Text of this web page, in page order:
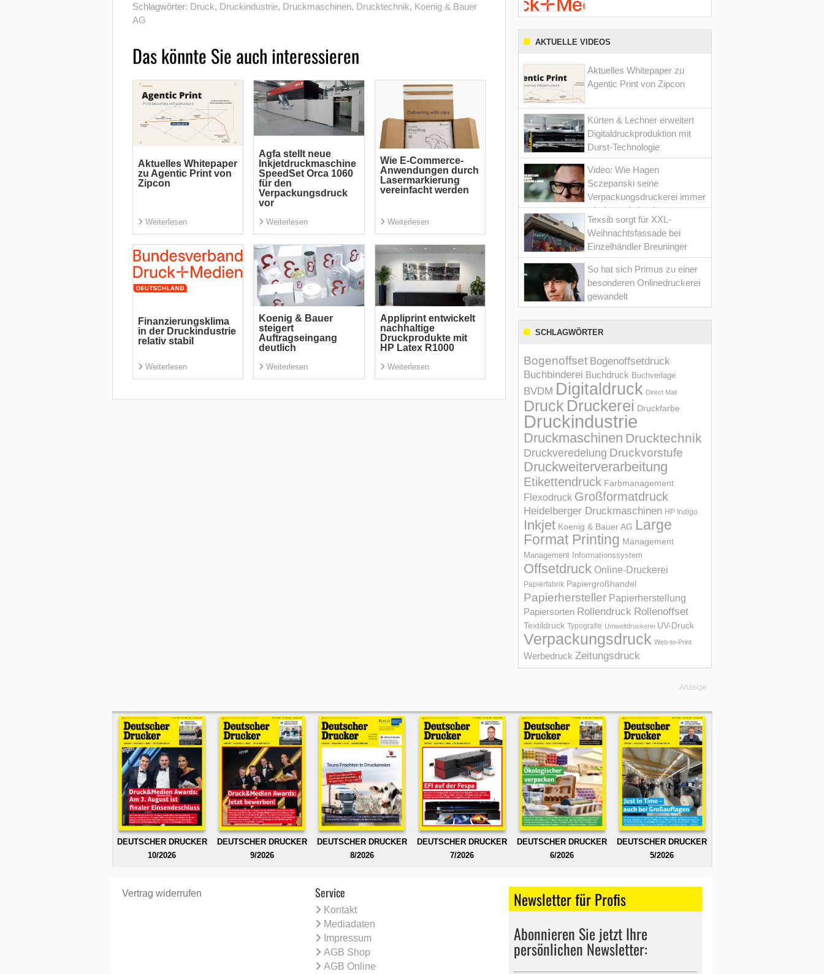
Schlagwörter: Druck, Druckindustrie, Druckmaschinen, Drucktechnik, Koenig & Bauer
AG
Das könnte Sie auch interessieren
Aktuelles Whitepaper
zu Agentic Print von
Zipcon
Weiterlesen
Agfa stellt neue
Inkjetdruckmaschine
SpeedSet Orca 1060
für den
Verpackungsdruck
vor
Weiterlesen
Wie E-Commerce-
Anwendungen durch
Lasermarkierung
vereinfacht werden
Weiterlesen
Finanzierungsklima
in der Druckindustrie
relativ stabil
Weiterlesen
Koenig & Bauer
steigert
Auftragseingang
deutlich
Weiterlesen
Appliprint entwickelt
nachhaltige
Druckprodukte mit
HP Latex R1000
Weiterlesen
AKTUELLE VIDEOS
Aktuelles Whitepaper zu
Agentic Print von Zipcon
Kürten & Lechner erweitert
Digitaldruckproduktion mit
Durst-Technologie
Video: Wie Hagen
Sczepanski seine
Verpackungsdruckerei immer
wieder optimiert hat
Texsib sorgt für XXL-
Weihnachtsfassade bei
Einzelhändler Breuninger
So hat sich Primus zu einer
besonderen Onlinedruckerei
gewandelt
SCHLAGWÖRTER
Bogenoffset Bogenoffsetdruck
Buchbinderei Buchdruck Buchverlage
BVDM Digitaldruck Direct Mail
Druck Druckerei Druckfarbe
Druckindustrie
Druckmaschinen Drucktechnik
Druckveredelung Druckvorstufe
Druckweiterverarbeitung
Etikettendruck Farbmanagement
Flexodruck Großformatdruck
Heidelberger Druckmaschinen HP Indigo
Inkjet Koenig & Bauer AG Large
Format Printing Management
Management Informations­system
Offsetdruck Online-Druckerei
Papierfabrik Papiergroßhandel
Papierhersteller Papierherstellung
Papiersorten Rollendruck Rollenoffset
Textildruck Typografie Umweltdruckerei UV-Druck
Verpackungsdruck Web-to-Print
Werbedruck Zeitungsdruck
Anzeige
DEUTSCHER DRUCKER
10/2026
DEUTSCHER DRUCKER
9/2026
DEUTSCHER DRUCKER
8/2026
DEUTSCHER DRUCKER
7/2026
DEUTSCHER DRUCKER
6/2026
DEUTSCHER DRUCKER
5/2026
Vertrag widerrufen Service
Kontakt
Mediadaten
Impressum
AGB Shop
AGB Online
Newsletter für Profis
Abonnieren Sie jetzt Ihre
persönlichen Newsletter: